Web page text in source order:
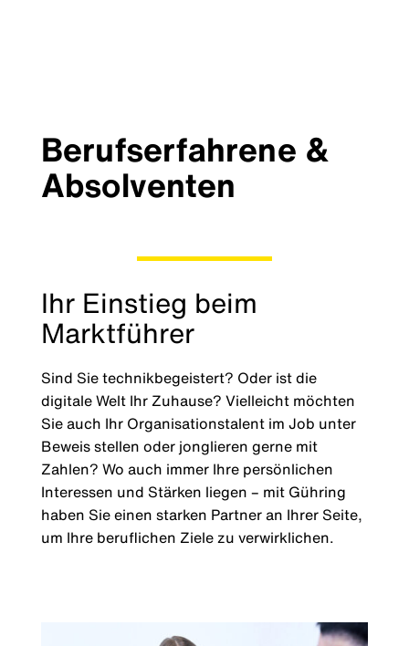
Berufserfahrene &
Absolventen
Ihr Einstieg beim
Marktführer
Sind Sie technikbegeistert? Oder ist die
digitale Welt Ihr Zuhause? Vielleicht möchten
Sie auch Ihr Organisationstalent im Job unter
Beweis stellen oder jonglieren gerne mit
Zahlen? Wo auch immer Ihre persönlichen
Interessen und Stärken liegen – mit Gühring
haben Sie einen starken Partner an Ihrer Seite,
um Ihre beruflichen Ziele zu verwirklichen.